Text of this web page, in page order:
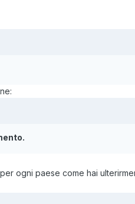
ogni paese come hai